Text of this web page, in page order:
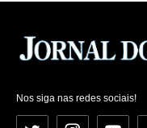
Nos siga nas redes sociais!